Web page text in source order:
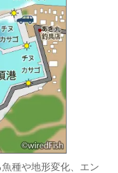
種や地形変化、エン